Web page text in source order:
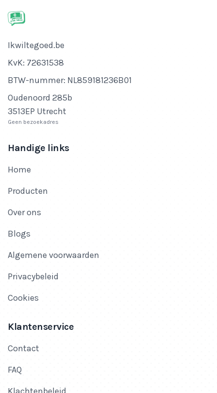
Bedrijfsnaam
Ikwiltegoed.be
KvK-nummer
KvK: 72631538
Btw-nummer
BTW-nummer: NL859181236B01
Adres
Oudenoord 285b
3513EP Utrecht
Geen bezoekadres
Handige links
Home
Producten
Over ons
Blogs
Algemene voorwaarden
Privacybeleid
Cookies
Klantenservice
Contact
FAQ